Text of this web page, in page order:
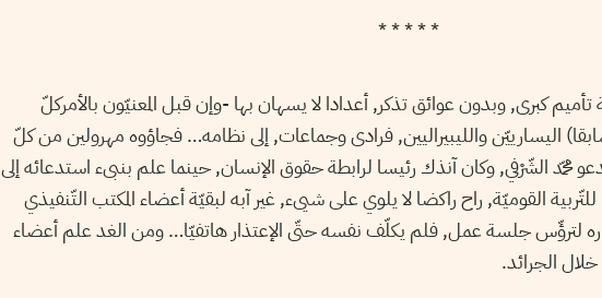
* * * * *
كبرى, وبدون عوائق تذكر, أعدادا لا يسهان بها -وإن قبل المعنيّون بالأمركلّ
اليسارييّن والليبيراليين, فرادى وجماعات, إلى نظامه… فجاؤوه مهرولين من كلّ
محمّد الشّرْفي, وكان آنذك رئيسا لرابطة حقوق الإنسان, حينما علم بنبىء استدعائه إلى
القوميّة, راح راكضا لا يلوي على شيىء, غير آبه لبقيّة أعضاء المكتب التّنفيذي
لترؤّس جلسة عمل, فلم يكلّف نفسه حتّى الإعتذار هاتفيّا… ومن الغد علم أعضاء
الجرائد.